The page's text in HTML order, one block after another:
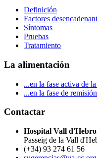
Definición
Factores
Síntomas
Pruebas
Tratamiento
La alimentación
...en la fase activa de
...en la fase de
Contactar
Hospital Vall
Passeig de la Vall
(+34) 93 274 61 56